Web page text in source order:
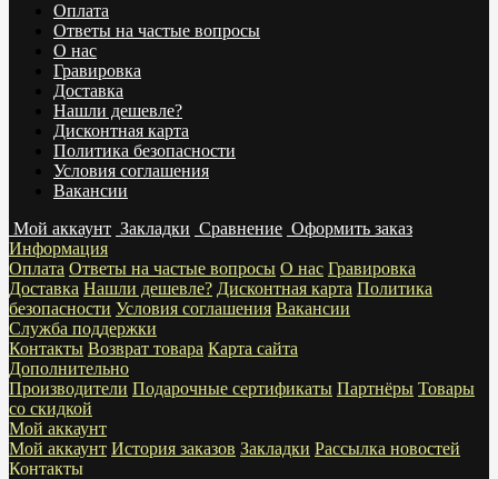
Оплата
Ответы на частые вопросы
О нас
Гравировка
Доставка
Нашли дешевле?
Дисконтная карта
Политика безопасности
Условия соглашения
Вакансии
Мой аккаунт Закладки Сравнение Оформить заказ
Информация
Оплата Ответы на частые вопросы О нас Гравировка
Доставка Нашли дешевле? Дисконтная карта Политика
безопасности Условия соглашения Вакансии
Служба поддержки
Контакты Возврат товара Карта сайта
Дополнительно
Производители Подарочные сертификаты Партнёры Товары
со скидкой
Мой аккаунт
Мой аккаунт История заказов Закладки Рассылка новостей
Контакты